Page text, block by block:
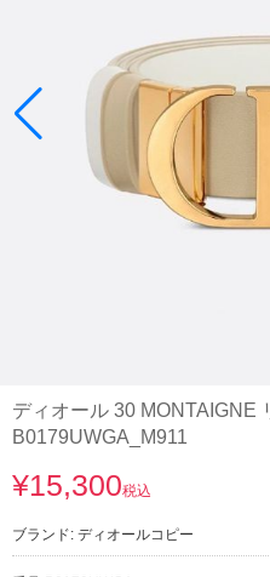
ディオール 30 MONTAIGNE
B0179UWGA_M911
¥15,300税込
ブランド: ディオールコピー